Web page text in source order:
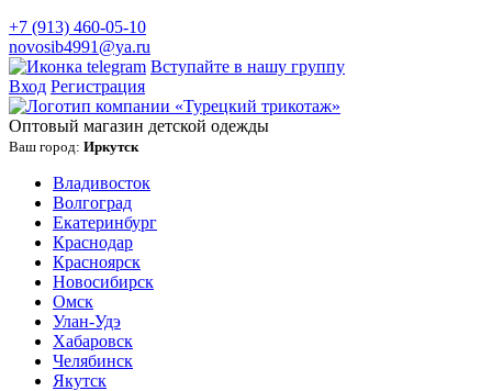
+7 (913) 460-05-10
novosib4991@ya.ru
Вступайте в нашу группу
Вход Регистрация
Оптовый магазин детской одежды
Ваш город: Иркутск
Владивосток
Волгоград
Екатеринбург
Краснодар
Красноярск
Новосибирск
Омск
Улан-Удэ
Хабаровск
Челябинск
Якутск